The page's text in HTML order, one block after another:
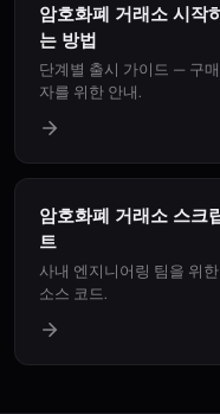
암호화폐 거래소 시작
는 방법
단계별 출시 가이드 — 구매
자를 위한 안내.
암호화폐 거래소 스크
트
사내 엔지니어링 팀을 위한
소스 코드.